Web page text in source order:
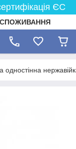
ЄС
одностінна